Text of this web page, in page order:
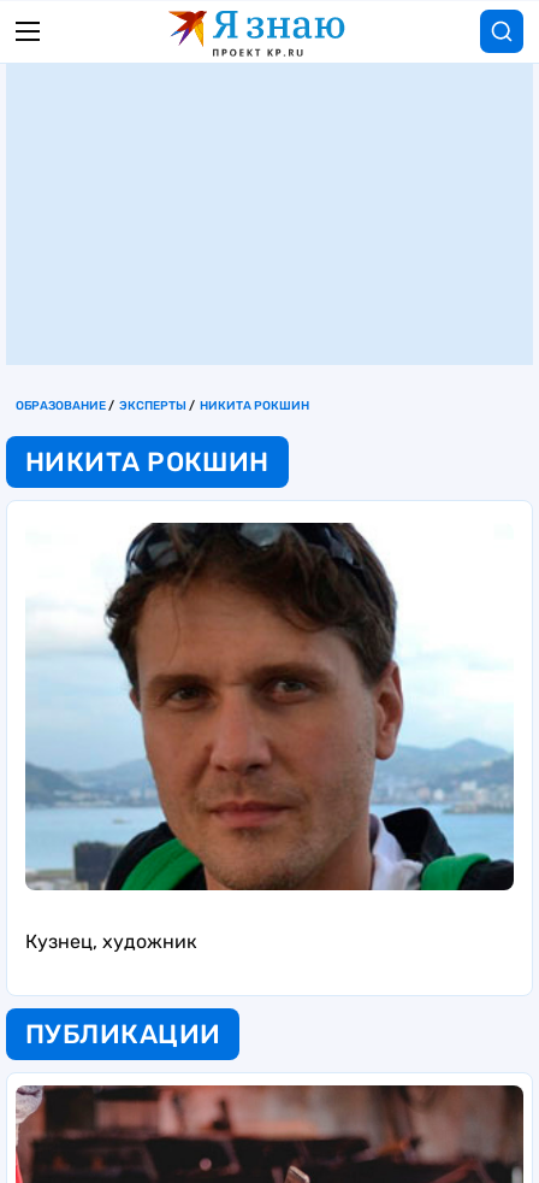
ОБРАЗОВАНИЕ ЭКСПЕРТЫ НИКИТА РОКШИН
НИКИТА РОКШИН
Кузнец, художник
ПУБЛИКАЦИИ